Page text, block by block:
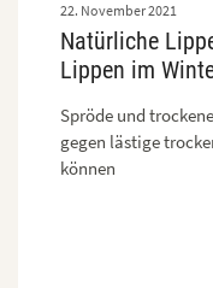
Natürliche
Lippen im
22. November 2021
Spröde und
gegen lästige
können